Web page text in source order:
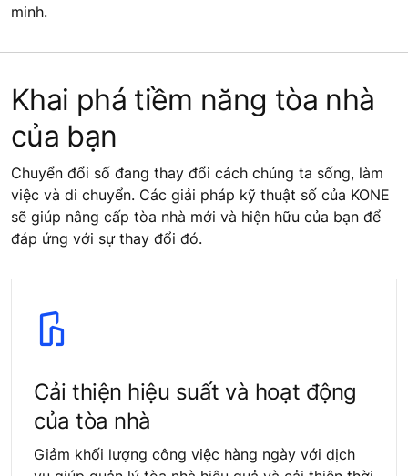
minh.
Khai phá tiềm năng tòa nhà
của bạn
Chuyển đổi số đang thay đổi cách chúng ta sống, làm
việc và di chuyển. Các giải pháp kỹ thuật số của KONE
sẽ giúp nâng cấp tòa nhà mới và hiện hữu của bạn để
đáp ứng với sự thay đổi đó.
Cải thiện hiệu suất và hoạt động
của tòa nhà
Giảm khối lượng công việc hàng ngày với dịch